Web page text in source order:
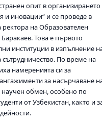
опит в организирането
иновации“ и се проведе в
ректора на Образователен
Това е първото
институции в изпълнение
По време на
намеренията си за
за насърчаване
обмен, особено по
от Узбекистан, както и